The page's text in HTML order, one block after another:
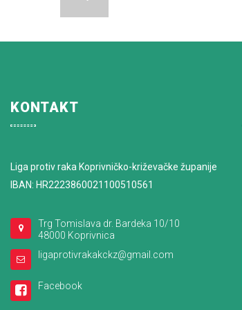
KONTAKT
Liga protiv raka Koprivničko-križevačke županije
IBAN: HR2223860021100510561
Trg Tomislava dr. Bardeka 10/10
48000 Koprivnica
ligaprotivrakakckz@gmail.com
Facebook